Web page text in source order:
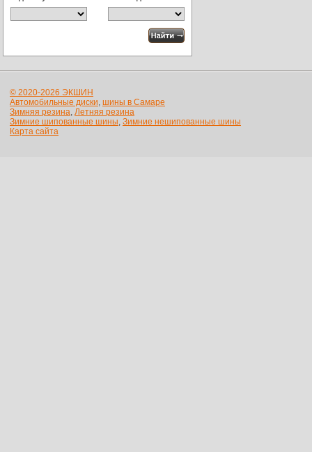
© 2020-2026 ЭКШИН
Автомобильные диски, шины в Самаре
Зимняя резина, Летняя резина
Зимние шипованные шины, Зимние нешипованные шины
Карта сайта